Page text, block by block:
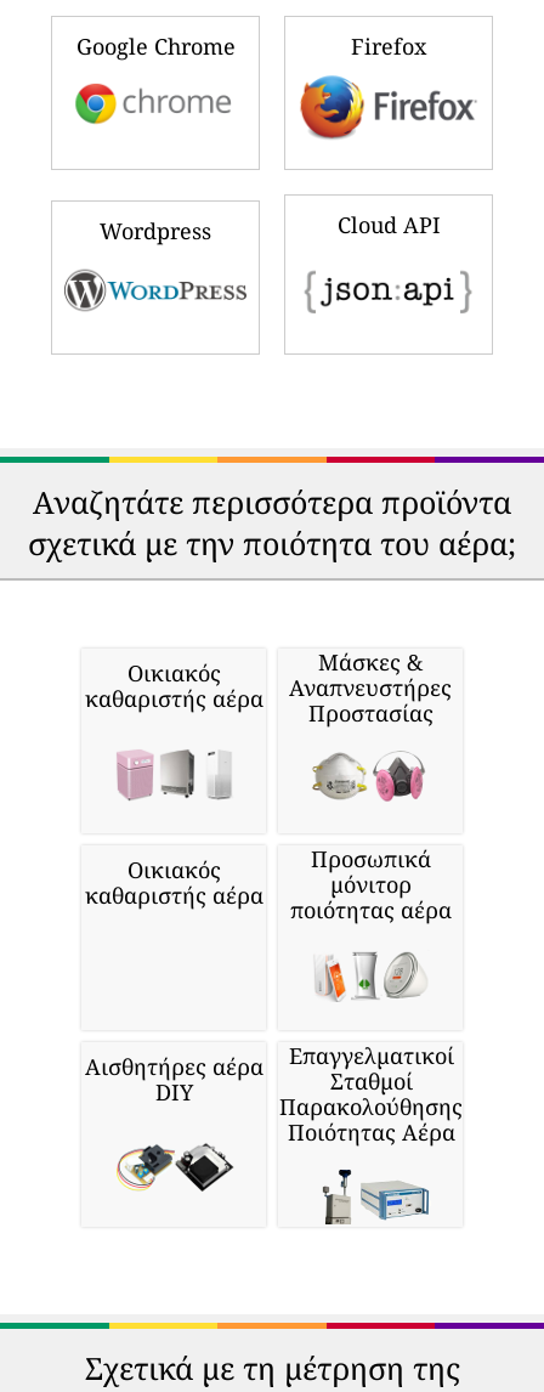
Google Chrome Firefox
Wordpress Cloud API
Αναζητάτε περισσότερα προϊόντα
σχετικά με την ποιότητα του αέρα;
Οικιακός
καθαριστής αέρα
Μάσκες &
Αναπνευστήρες
Προστασίας
Οικιακός
καθαριστής αέρα
Προσωπικά
μόνιτορ
ποιότητας αέρα
Αισθητήρες αέρα
DIY
Επαγγελματικοί
Σταθμοί
Παρακολούθησης
Ποιότητας Αέρα
Σχετικά με τη μέτρηση της